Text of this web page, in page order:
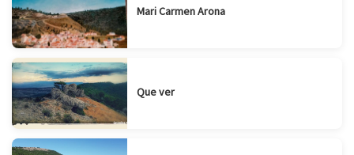
Mari Carmen Arona
Que ver